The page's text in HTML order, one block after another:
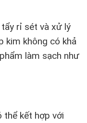
rỉ sét và xử lý
kim không có khả
làm sạch như
thể kết hợp với